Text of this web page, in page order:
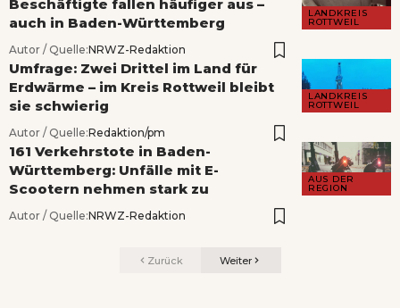
LANDKREIS
ROTTWEIL
Beschäftigte fallen häufiger aus –
auch in Baden-Württemberg
Autor / Quelle:NRWZ-Redaktion
LANDKREIS
ROTTWEIL
Umfrage: Zwei Drittel im Land für
Erdwärme – im Kreis Rottweil bleibt
sie schwierig
Autor / Quelle:Redaktion/pm
AUS DER
REGION
161 Verkehrstote in Baden-
Württemberg: Unfälle mit E-
Scootern nehmen stark zu
Autor / Quelle:NRWZ-Redaktion
Zurück Weiter